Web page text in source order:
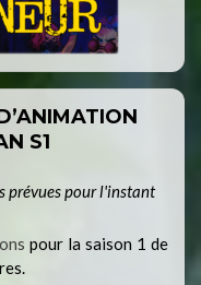
S1
prévues pour l'instant
pour la saison 1 de